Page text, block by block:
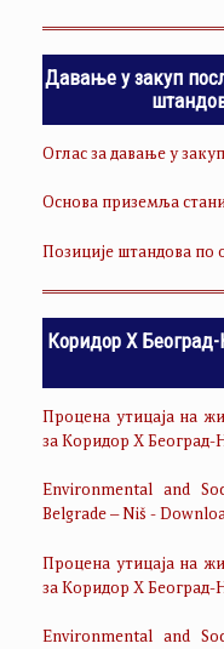
Давање у закуп
Оглас за давање у
Основа приземља
Позиције штандова по
Коридор Х
Процена утицаја на
за Коридор Х
Environmental and
Belgrade – Niš -
Процена утицаја на
за Коридор Х
Environmental and